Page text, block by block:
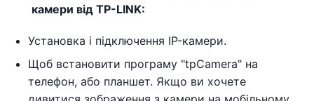
камери від TP-LINK:
Установка і підключення IP-камери.
Щоб встановити програму "tpCamera" на
телефон, або планшет. Якщо ви хочете